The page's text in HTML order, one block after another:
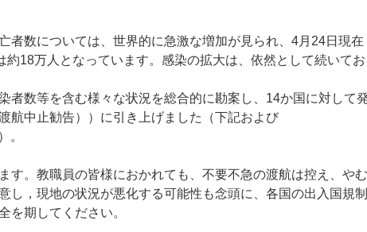
数については、世界的に急激な増加が見られ、4月24日現
18万人となっています。感染の拡大は、依然として続いて
数等を含む様々な状況を総合的に勘案し、14か国に対して
航中止勧告））に引き上げました（下記および
。
。教職員の皆様におかれても、不要不急の渡航は控え、や
し，現地の状況が悪化する可能性も念頭に、各国の出入国規
を期してください。